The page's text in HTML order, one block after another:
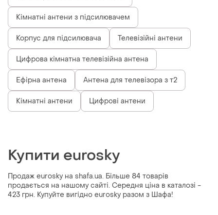
Кімнатні антени з підсилювачем
Корпус для підсилювача Телевізійні антени
Цифрова кімнатна телевізійна антена
Ефірна антена Антена для телевізора з т2
Кімнатні антени Цифрові антени
Купити eurosky
Продаж eurosky на shafa.ua. Більше 84 товарів
продається на нашому сайті. Середня ціна в каталозі -
423 грн. Купуйте вигідно eurosky разом з Шафа!